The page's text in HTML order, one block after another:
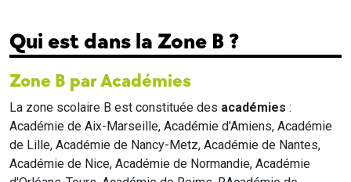
Qui est dans la Zone B ?
Zone B par Académies
La zone scolaire B est constituée des académies :
Académie de Aix-Marseille, Académie d'Amiens, Académie
de Lille, Académie de Nancy-Metz, Académie de Nantes,
Académie de Nice, Académie de Normandie, Académie